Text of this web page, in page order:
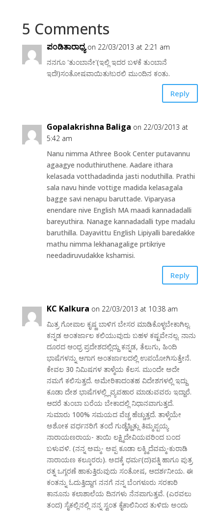
5 Comments
ಪಂಡಿತಾರಾಧ್ಯ on 22/03/2013 at 2:21 am
ನನಗೂ 'ತುಂಬಾನೇ'(ಇಲ್ಲಿ ಇದರ ಬಳಕೆ ತುಂಬಾನೆ
ಇದೆ!)ಸಂತೋಷವಾಯಿತು!ಬರಲಿ ಮುಂದಿನ ಕಂತು.
Reply
Gopalakrishna Baliga on 22/03/2013 at
5:42 am
Nanu nimma Athree Book Center putavannu
agaagye noduthiruthene. Aadare ithara
kelasada votthadadinda jasti noduthilla. Prathi
sala navu hinde vottige madida kelasagala
bagge savi nenapu baruttade. Viparyasa
enendare nive English MA maadi kannadadalli
bareyuthira. Nanage kannadadalli type madalu
baruthilla. Dayavittu English Lipiyalli baredakke
mathu nimma lekhanagalige prtikriye
needadiruvudakke kshamisi.
Reply
KC Kalkura on 22/03/2013 at 10:38 am
ಮಿತ್ರ ಗೋಪಾಲ ಕೃಷ್ಣ ಬಾಳಿಗ ಬೇಸರ ಮಾಡಿಕೊಳ್ಳಬೇಕಾಗಿಲ್ಲ.
ಕನ್ನಡ ಅಂತರ್ಜಾಲ ಕಲಿಯುವುದು ಬಹಳ ಕಷ್ಟವೇನಲ್ಲ. ನಾನು
ದೂರದ ಆಂಧ್ರ ಪ್ರದೇಶದಲ್ಲಿದ್ದು ಕನ್ನಡ, ತೆಲುಗು, ಹಿಂದಿ
ಭಾಷೆಗಳನ್ನು ಆಗಾಗ ಅಂತರ್ಜಾಲದಲ್ಲಿ ಉಪಯೋಗಿಸುತ್ತೇನೆ.
ಕೇವಲ 30 ನಿಮಿಷಗಳ ತಾಳ್ಮೆಯ ಕೆಲಸ. ಮುಂದೇ ಅದೇ
ನಮಗೆ ಕಲಿಸುತ್ತದೆ. ಅಮೇರಿಕಾದಂತಹ ವಿದೇಶಗಳಲ್ಲಿ ಇದ್ದು
ಕೂಡಾ ದೇಶ ಭಾಷೆಗಳಲ್ಲ್ಲಿವ್ಯವಹಾರ ಮಾಡುವವರು ಇದ್ದಾರೆ.
ಆದರೆ ತುಂಬಾ ಬರೆಯ ಬೇಕಾದಲ್ಲಿ ನಿಧಾನವಾಗುತ್ತದೆ.
ಸುಮಾರು 100% ಸಮಯದ ವೆಚ್ಚ ಹೆಚ್ಚುತ್ತದೆ. ತಾಳ್ಮೆಯೇ
ಅಶೋಕ ವರ್ಧನರಿಗೆ ತಂದೆ ಗುಡ್ಡೆಹ್ಹಿತ್ಲು ತಿಮ್ಮಪ್ಪಯ್ಯ
ನಾರಾಯಣರಾಯ- ತಾಯಿ ಲಕ್ಷ್ಮಿದೇವಿಯವರಿಂದ ಬಂದ
ಬಳುವಳಿ. (ನನ್ನ ಅಮ್ಮ- ಅಪ್ಪ ಕೂಡಾ ಲಕ್ಶ್ಮಿದೆವಮ್ಮ-ಕುರಾಡಿ
ನಾರಾಯಣ ಕಲ್ಕೂರರು). ಅದಕ್ಕೆ ಧರ್ಮ(ದ)ಪತ್ನಿ ಹಾಗೂ ಪುತ್ರ
ರತ್ನ ಒಗ್ಗರಣೆ ಹಾಕುತ್ತಿರುವುದು ಸಂತೋಷ, ಆದರ್ಶನೀಯ. ಈ
ಕಂತನ್ನು ಓದುತ್ತಿದ್ದಾಗ ನನಗೆ ನನ್ನ ಬೆಂಗಳೂರು ಸರಕಾರಿ
ಕಾನೂನು ಕಲಾಶಾಲೆಯ ದಿನಗಳು ನೆನಪಾಗುತ್ತವೆ. (ಎರವಲು
ತಂದ) ಸೈಕಲ್ಲಿನಲ್ಲಿ ನನ್ನ ಸ್ವಂತ ಕೈಕಾಲಿನಿಂದ ತುಳಿದು ಅಂದು